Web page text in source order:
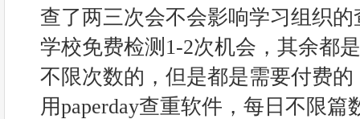
查了两三次会不会影响学习组织
学校免费检测1-2次机会，其余都
不限次数的，但是都是需要付费
用paperday查重软件，每日不限